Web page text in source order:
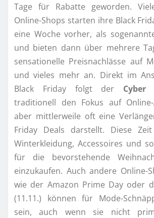
Tage für Rabatte geworden.
Online-Shops starten ihre Black
eine Woche vorher, als
und bieten dann über mehrere
sensationelle Preisnachlässe auf
und vieles mehr an. Direkt im
Black Friday folgt der Cyber
traditionell den Fokus auf
aber mittlerweile oft eine
Friday Deals darstellt. Diese
Winterkleidung, Accessoires und
für die bevorstehende
einzukaufen. Auch andere Online-
wie der Amazon Prime Day oder
(11.11.) können für Mode-
sein, auch wenn sie nicht